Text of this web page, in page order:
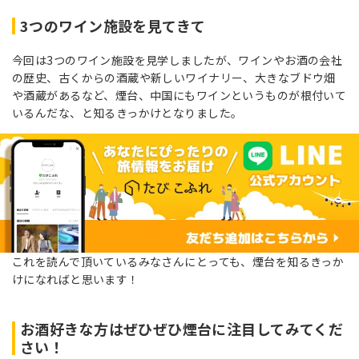
3つのワイン施設を見てきて
今回は3つのワイン施設を見学しましたが、ワインやお酒の会社
の歴史、古くからの酒蔵や新しいワイナリー、大きなブドウ畑
や酒蔵があるなど、煙台、中国にもワインというものが根付いて
いるんだな、と知るきっかけとなりました。
これを読んで頂いているみなさんにとっても、煙台を知るきっか
けになればと思います！
お酒好きな方はぜひぜひ煙台に注目してみてくだ
さい！